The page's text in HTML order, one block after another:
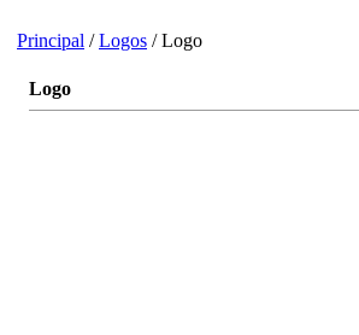
Principal /Logos / Logo
Logo